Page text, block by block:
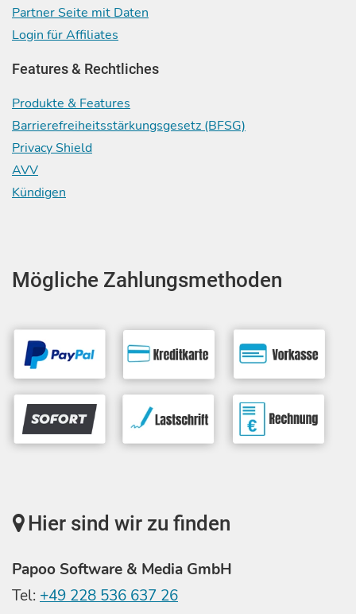
Partner Seite mit Daten
Login für Affiliates
Features & Rechtliches
Produkte & Features
Barrierefreiheitsstärkungsgesetz (BFSG)
Privacy Shield
AVV
Kündigen
Mögliche Zahlungsmethoden
Hier sind wir zu finden
Papoo Software & Media GmbH
Tel: +49 228 536 637 26